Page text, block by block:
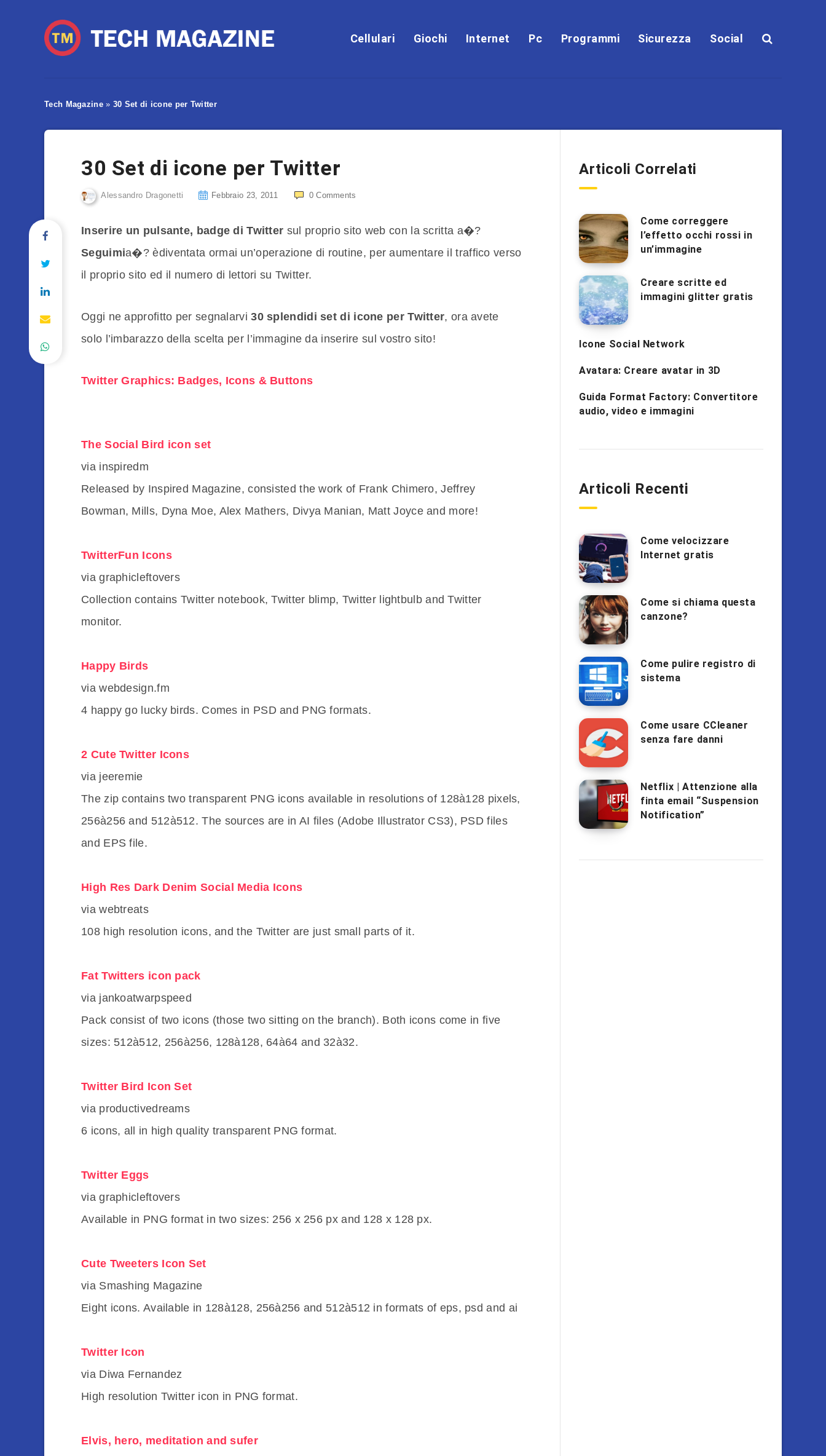
Cellulari Giochi Internet Pc Programmi Sicurezza Social
Tech Magazine» 30 Set di icone per Twitter
30 Set di icone per Twitter
Alessandro Dragonetti Febbraio 23, 2011 0 Comments
Inserire un pulsante, badge di Twitter sul proprio sito web con la scritta a�?
Seguimia�? èdiventata ormai un’operazione di routine, per aumentare il traffico verso
il proprio sito ed il numero di lettori su Twitter.
Oggi ne approfitto per segnalarvi30 splendidi set di icone per Twitter, ora avete
solo l’imbarazzo della scelta per l’immagine da inserire sul vostro sito!
Twitter Graphics: Badges, Icons & Buttons
The Social Bird icon set
via inspiredm
Released by Inspired Magazine, consisted the work of Frank Chimero, Jeffrey
Bowman, Mills, Dyna Moe, Alex Mathers, Divya Manian, Matt Joyce and more!
TwitterFun Icons
via graphicleftovers
Collection contains Twitter notebook, Twitter blimp, Twitter lightbulb and Twitter
monitor.
Happy Birds
via webdesign.fm
4 happy go lucky birds. Comes in PSD and PNG formats.
2 Cute Twitter Icons
via jeeremie
The zip contains two transparent PNG icons available in resolutions of 128à128 pixels,
256à256 and 512à512. The sources are in AI files (Adobe Illustrator CS3), PSD files
and EPS file.
High Res Dark Denim Social Media Icons
via webtreats
108 high resolution icons, and the Twitter are just small parts of it.
Fat Twitters icon pack
via jankoatwarpspeed
Pack consist of two icons (those two sitting on the branch). Both icons come in five
sizes: 512à512, 256à256, 128à128, 64à64 and 32à32.
Twitter Bird Icon Set
via productivedreams
6 icons, all in high quality transparent PNG format.
Twitter Eggs
via graphicleftovers
Available in PNG format in two sizes: 256 x 256 px and 128 x 128 px.
Cute Tweeters Icon Set
via Smashing Magazine
Eight icons. Available in 128à128, 256à256 and 512à512 in formats of eps, psd and ai
Twitter Icon
via Diwa Fernandez
High resolution Twitter icon in PNG format.
Elvis, hero, meditation and sufer
Articoli Correlati
Come correggere
l’effetto occhi rossi in
un’immagine
Creare scritte ed
immagini glitter gratis
Icone Social Network
Avatara: Creare avatar in 3D
Guida Format Factory: Convertitore
audio, video e immagini
Articoli Recenti
Come velocizzare
Internet gratis
Come si chiama questa
canzone?
Come pulire registro di
sistema
Come usare CCleaner
senza fare danni
Netflix | Attenzione alla
finta email “Suspension
Notification”